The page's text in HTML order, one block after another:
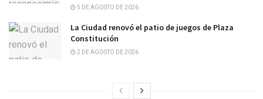
5 DE AGOSTO DE 2026
La Ciudad renovó el patio de juegos de Plaza
Constitución
2 DE AGOSTO DE 2026